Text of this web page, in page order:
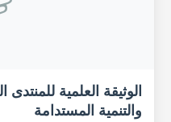
الوثيقة العلمية
والتنمية المستدامة